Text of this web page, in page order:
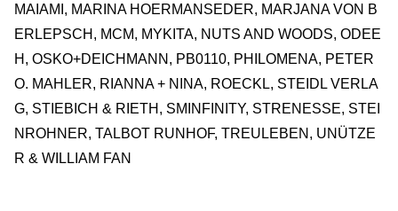
MAIAMI, MARINA HOERMANSEDER, MARJANA VON B
ERLEPSCH, MCM, MYKITA, NUTS AND WOODS, ODEE
H, OSKO+DEICHMANN, PB0110, PHILOMENA, PETER
O. MAHLER, RIANNA + NINA, ROECKL, STEIDL VERLA
G, STIEBICH & RIETH, SMINFINITY, STRENESSE, STEI
NROHNER, TALBOT RUNHOF, TREULEBEN, UNÜTZE
R & WILLIAM FAN